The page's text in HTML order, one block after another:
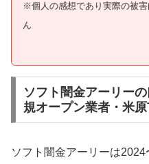
※個人の感想であり実際の被
ん
ソフト闇金アーリー
規オープン業者・米原
ソフト闇金アーリーは